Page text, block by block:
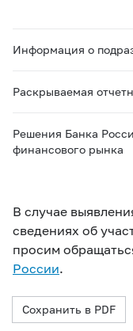
Информация о
Раскрываемая
Решения Банка
финансового рынка
В случае
сведениях об
просим
России.
Сохранить в PDF